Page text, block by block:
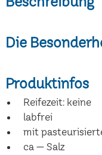
Die
Produktinfos
Reifezeit: keine
labfrei
mit
ca --- Salz